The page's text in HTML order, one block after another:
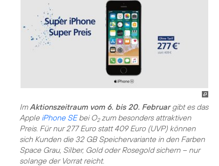
ImAktionszeitraum vom 6. bis 20. Februargibt es das
Apple iPhone SEbei O2zum besonders attraktiven
Preis. Für nur 277 Euro statt 409 Euro (UVP) können
sich Kunden die 32 GB Speichervariante in den Farben
Space Grau, Silber, Gold oder Rosegold sichern – nur
solange der Vorrat reicht.